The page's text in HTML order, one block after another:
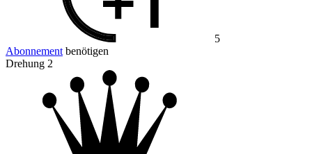
5
Abonnement benötigen
Drehung 2